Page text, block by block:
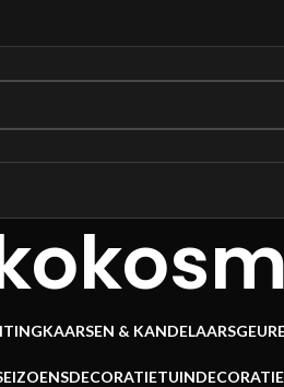
KAARSEN & KANDELAARS
TUINDECORATIE